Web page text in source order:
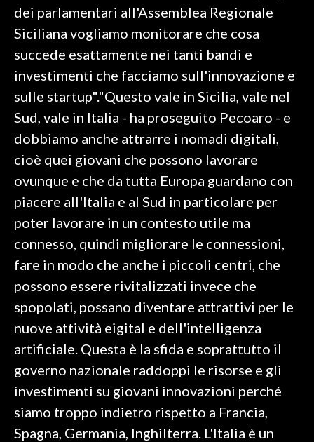
SARDI NEL MONDO
NOTIZIE
EVENTI
3 MINUTI CON
INSULARITÀ
INFO AZIENDE
ABBONATI
dei parlamentari all'Assemblea Regionale
Siciliana vogliamo monitorare che cosa
succede esattamente nei tanti bandi e
investimenti che facciamo sull'innovazione e
sulle startup"."Questo vale in Sicilia, vale nel
Sud, vale in Italia - ha proseguito Pecoaro - e
dobbiamo anche attrarre i nomadi digitali,
cioè quei giovani che possono lavorare
ovunque e che da tutta Europa guardano con
piacere all'Italia e al Sud in particolare per
poter lavorare in un contesto utile ma
connesso, quindi migliorare le connessioni,
fare in modo che anche i piccoli centri, che
possono essere rivitalizzati invece che
spopolati, possano diventare attrattivi per le
nuove attività eigital e dell'intelligenza
artificiale. Questa è la sfida e soprattutto il
governo nazionale raddoppi le risorse e gli
investimenti su giovani innovazioni perché
siamo troppo indietro rispetto a Francia,
Spagna, Germania, Inghilterra. L'Italia è un